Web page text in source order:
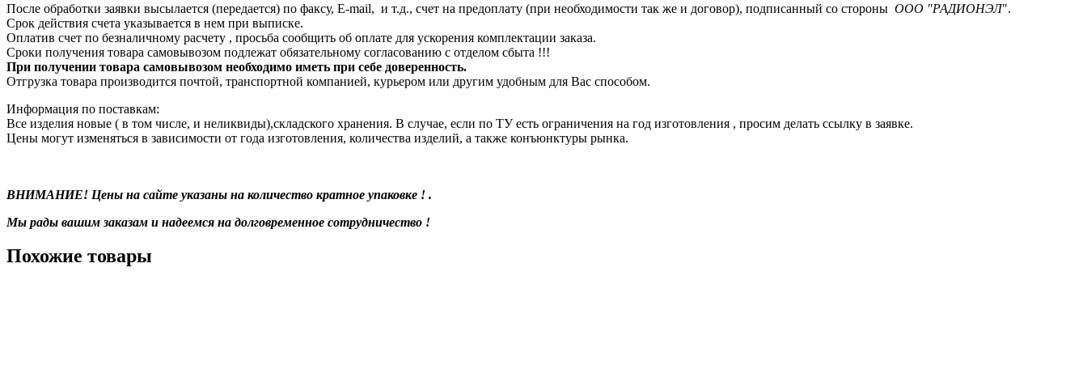
После обработки заявки высылается (передается) по факсу, E-mail, и т.д., счет на предоплату (при необходимости так же и договор), подписанный со стороны ООО "РАДИОНЭЛ".
Срок действия счета указывается в нем при выписке.
Оплатив счет по безналичному расчету , просьба сообщить об оплате для ускорения комплектации заказа.
Сроки получения товара самовывозом подлежат обязательному согласованию с отделом сбыта !!!
При получении товара самовывозом необходимо иметь при себе доверенность.
Отгрузка товара производится почтой, транспортной компанией, курьером или другим удобным для Вас способом.
Информация по поставкам:
Все изделия новые ( в том числе, и неликвиды),складского хранения. В случае, если по ТУ есть ограничения на год изготовления , просим делать ссылку в заявке.
Цены могут изменяться в зависимости от года изготовления, количества изделий, а также конъюнктуры рынка.
ВНИМАНИЕ! Цены на сайте указаны на количество кратное упаковке ! .
Мы рады вашим заказам и надеемся на долговременное сотрудничество !
Похожие товары